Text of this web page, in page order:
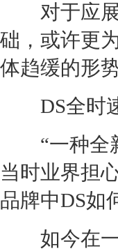
对于应展
础，或许更
体趋缓的形
DS全时
“一种全新
当时业界担
品牌中DS如
如今在一